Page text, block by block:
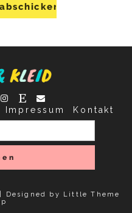
Impressum Kontakt
Designed by Little Theme